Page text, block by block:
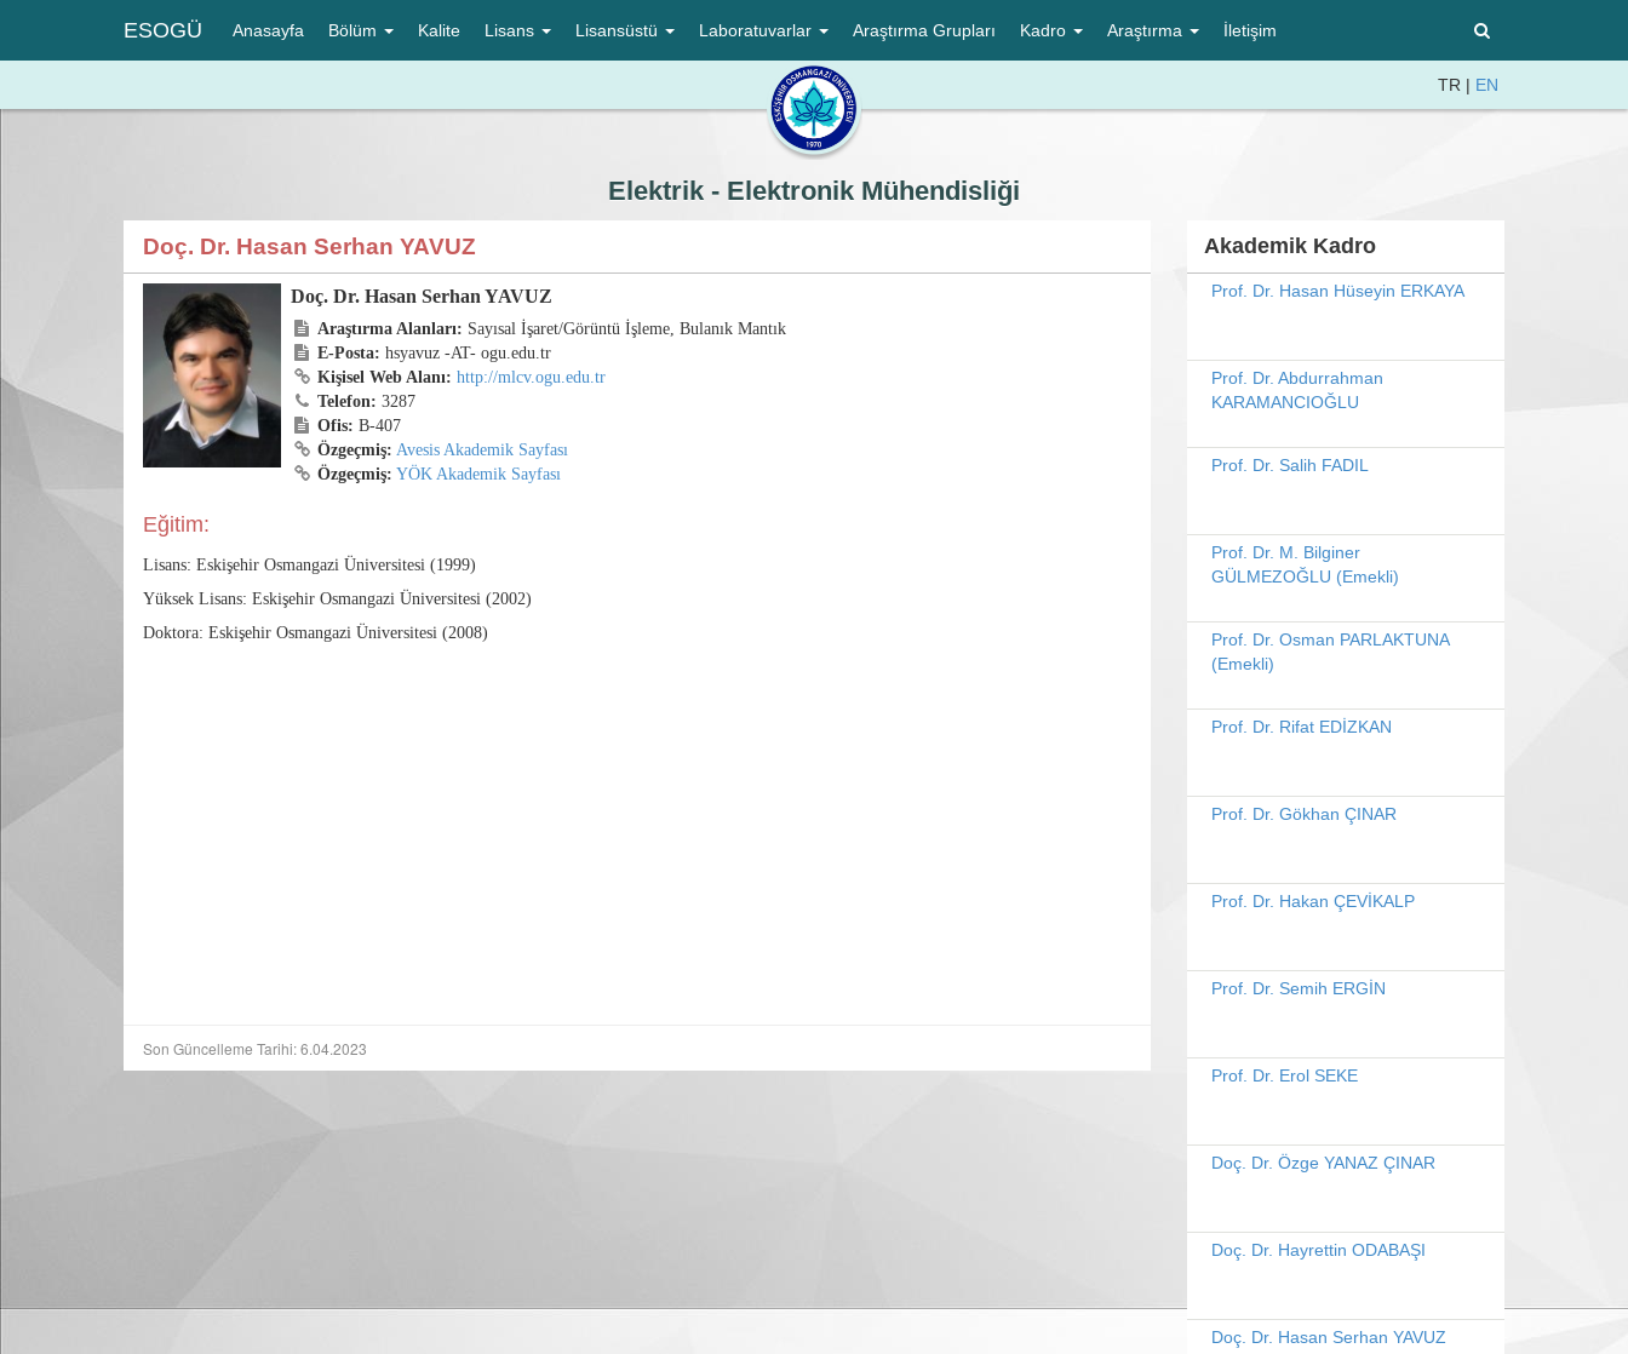
ESOGÜ Anasayfa Bölüm Kalite Lisans Lisansüstü Laboratuvarlar Araştırma Grupları Kadro Araştırma İletişim
TR | EN
Elektrik - Elektronik Mühendisliği
Doç. Dr. Hasan Serhan YAVUZ
Doç. Dr. Hasan Serhan YAVUZ
Araştırma Alanları: Sayısal İşaret/Görüntü İşleme, Bulanık Mantık
E-Posta: hsyavuz -AT- ogu.edu.tr
Kişisel Web Alanı: http://mlcv.ogu.edu.tr
Telefon: 3287
Ofis: B-407
Özgeçmiş: Avesis Akademik Sayfası
Özgeçmiş: YÖK Akademik Sayfası
Eğitim:
Lisans: Eskişehir Osmangazi Üniversitesi (1999)
Yüksek Lisans: Eskişehir Osmangazi Üniversitesi (2002)
Doktora: Eskişehir Osmangazi Üniversitesi (2008)
Son Güncelleme Tarihi: 6.04.2023
Akademik Kadro
Prof. Dr. Hasan Hüseyin ERKAYA
Prof. Dr. Abdurrahman
KARAMANCIOĞLU
Prof. Dr. Salih FADIL
Prof. Dr. M. Bilginer
GÜLMEZOĞLU (Emekli)
Prof. Dr. Osman PARLAKTUNA
(Emekli)
Prof. Dr. Rifat EDİZKAN
Prof. Dr. Gökhan ÇINAR
Prof. Dr. Hakan ÇEVİKALP
Prof. Dr. Semih ERGİN
Prof. Dr. Erol SEKE
Doç. Dr. Özge YANAZ ÇINAR
Doç. Dr. Hayrettin ODABAŞI
Doç. Dr. Hasan Serhan YAVUZ